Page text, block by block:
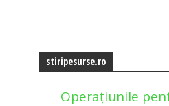
stiripesurse.ro
Operațiunile